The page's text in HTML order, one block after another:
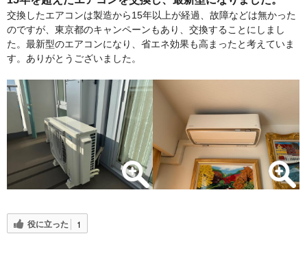
交換したエアコンは製造から15年以上が経過、故障などは無かった
のですが、東京都のキャンペーンもあり、交換することにしまし
た。最新型のエアコンになり、省エネ効果も高まったと考えていま
す。ありがとうございました。
役に立った 1